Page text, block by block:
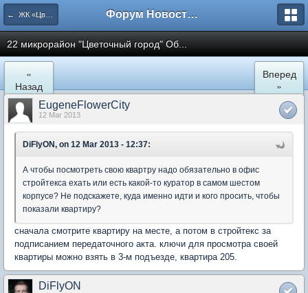
← ЖК «Цветочный город» Микрорайон 22 Форум Новостройки
22 микрорайон "Цветочный город" Об...
«
Назад
Вперед
»
EugeneFlowerCity
12 Mar 2013
DiFlyON, on 12 Mar 2013 - 12:37:
А чтобы посмотреть свою квартру надо обязательно в офис
стройтекса ехать или есть какой-то куратор в самом шестом
корпусе? Не подскажете, куда именно идти и кого просить, чтобы
показали квартиру?
сначала смотрите квартиру на месте, а потом в стройтекс за
подписанием передаточного акта. ключи для просмотра своей
квартиры можно взять в 3-м подъезде, квартира 205.
DiFlyON